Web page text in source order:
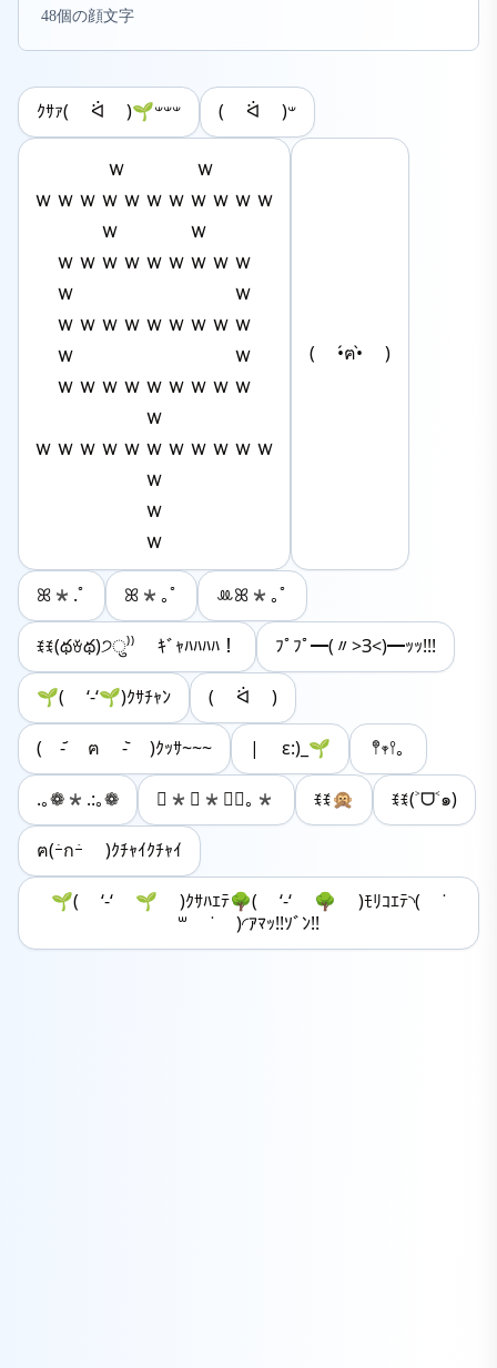
48個の顔文字
ｸｻｧ( ᐛ )🌱𐤔𐤔𐤔 ( ᐛ )‪𐤔
ｗ　　　ｗ
ｗｗｗｗｗｗｗｗｗｗｗ
ｗ　　　ｗ
ｗｗｗｗｗｗｗｗｗ
ｗ　　　　　　　ｗ
ｗｗｗｗｗｗｗｗｗ
ｗ　　　　　　　ｗ
ｗｗｗｗｗｗｗｗｗ
ｗ
ｗｗｗｗｗｗｗｗｗｗｗ
ｗ
ｗ
ｗ
( •́ฅ•̀ )
ꕤ*.ﾟ ꕤ*｡ﾟ ‪ꔛ‬ꕤ*｡ﾟ
ꉂꉂ(థꈊథ)੭ु⁾⁾ ｷﾞｬﾊﾊﾊﾊ！ ﾌﾟﾌﾟ━(〃>З<)━ｯｯ!!!
‪🌱( ‘-‘‪🌱)ｸｻﾁｬﾝ ( ᐛ )‪
( -᷄ ฅ -᷅ )ｸｯｻ~~~ | ε:)_🌱 𖤣𖥧𖥣｡
.｡❁*.:｡❁ ⋆*❁*⋆ฺ｡* ꉂꉂ🙊 ꉂꉂ(˃ᗜ˂๑)
ฅ(ｰ̀กｰ́ )ｸﾁｬｲｸﾁｬｲ
🌱( ‘-‘ ‪🌱 )ｸｻﾊｴﾃ🌳( ‘-‘ 🌳 )ﾓﾘｺｴﾃ◝( ˙
꒳ ˙ )◜ｱﾏｯ!!ｿﾞﾝ!!